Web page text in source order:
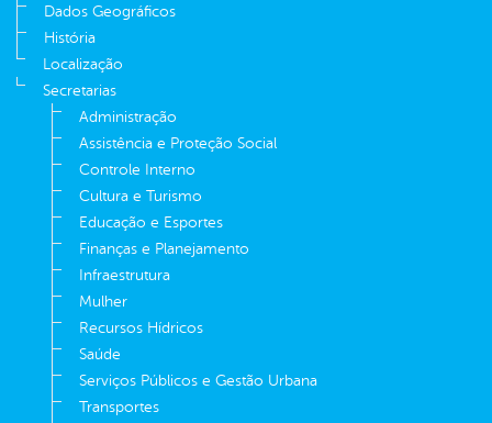
Dados Geográficos
História
Localização
Secretarias
Administração
Assistência e Proteção Social
Controle Interno
Cultura e Turismo
Educação e Esportes
Finanças e Planejamento
Infraestrutura
Mulher
Recursos Hídricos
Saúde
Serviços Públicos e Gestão Urbana
Transportes